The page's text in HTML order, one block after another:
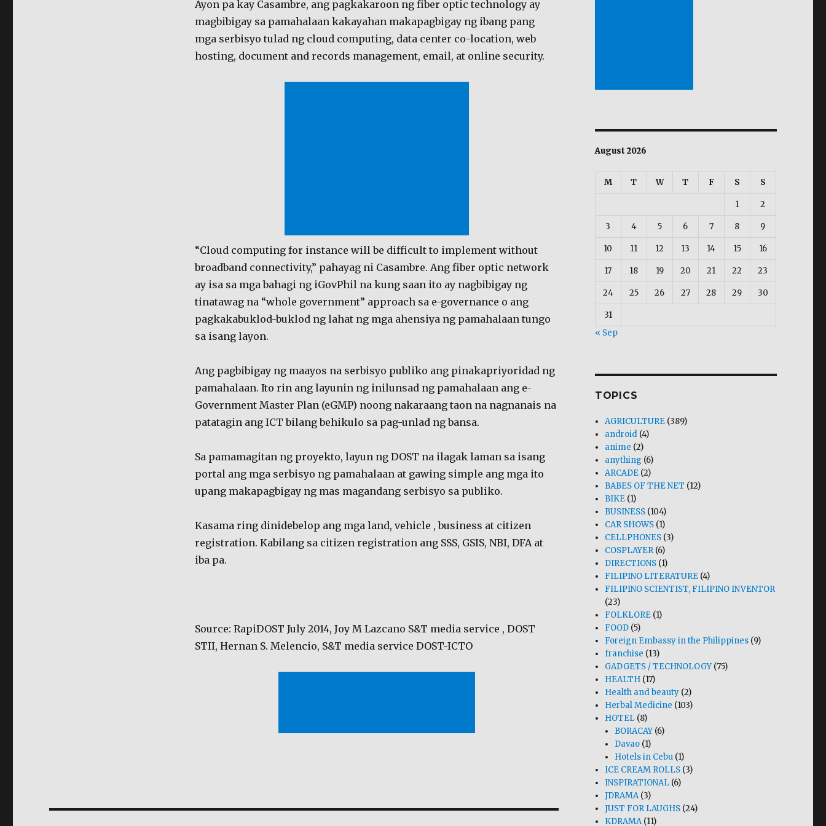
Ayon pa kay Casambre, ang pagkakaroon ng fiber optic technology ay
magbibigay sa pamahalaan kakayahan makapagbigay ng ibang pang
mga serbisyo tulad ng cloud computing, data center co-location, web
hosting, document and records management, email, at online security.
“Cloud computing for instance will be difficult to implement without
broadband connectivity,” pahayag ni Casambre. Ang fiber optic network
ay isa sa mga bahagi ng iGovPhil na kung saan ito ay nagbibigay ng
tinatawag na “whole government” approach sa e-governance o ang
pagkakabuklod-buklod ng lahat ng mga ahensiya ng pamahalaan tungo
sa isang layon.
Ang pagbibigay ng maayos na serbisyo publiko ang pinakapriyoridad ng
pamahalaan. Ito rin ang layunin ng inilunsad ng pamahalaan ang e-
Government Master Plan (eGMP) noong nakaraang taon na nagnanais na
patatagin ang ICT bilang behikulo sa pag-unlad ng bansa.
Sa pamamagitan ng proyekto, layun ng DOST na ilagak laman sa isang
portal ang mga serbisyo ng pamahalaan at gawing simple ang mga ito
upang makapagbigay ng mas magandang serbisyo sa publiko.
Kasama ring dinidebelop ang mga land, vehicle , business at citizen
registration. Kabilang sa citizen registration ang SSS, GSIS, NBI, DFA at
iba pa.
Source: RapiDOST July 2014, Joy M Lazcano S&T media service , DOST
STII, Hernan S. Melencio, S&T media service DOST-ICTO
August 2026
M T W T F S S
1 2
3 4 5 6 7 8 9
10 11 12 13 14 15 16
17 18 19 20 21 22 23
24 25 26 27 28 29 30
31
« Sep
TOPICS
AGRICULTURE (389)
android (4)
anime (2)
anything (6)
ARCADE (2)
BABES OF THE NET (12)
BIKE (1)
BUSINESS (104)
CAR SHOWS (1)
CELLPHONES (3)
COSPLAYER(6)
DIRECTIONS (1)
FILIPINO LITERATURE (4)
FILIPINO SCIENTIST, FILIPINO INVENTOR
(23)
FOLKLORE (1)
FOOD (5)
Foreign Embassy in the Philippines (9)
franchise (13)
GADGETS / TECHNOLOGY(75)
HEALTH (17)
Health and beauty (2)
Herbal Medicine (103)
HOTEL (8)
BORACAY(6)
Davao (1)
Hotels in Cebu (1)
ICE CREAM ROLLS (3)
INSPIRATIONAL (6)
JDRAMA(3)
JUST FOR LAUGHS (24)
KDRAMA(11)